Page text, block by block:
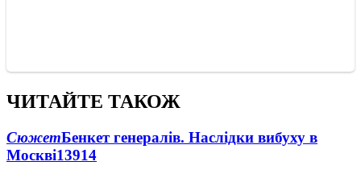
ЧИТАЙТЕ ТАКОЖ
СюжетБенкет генералів. Наслідки вибуху в
Москві13914